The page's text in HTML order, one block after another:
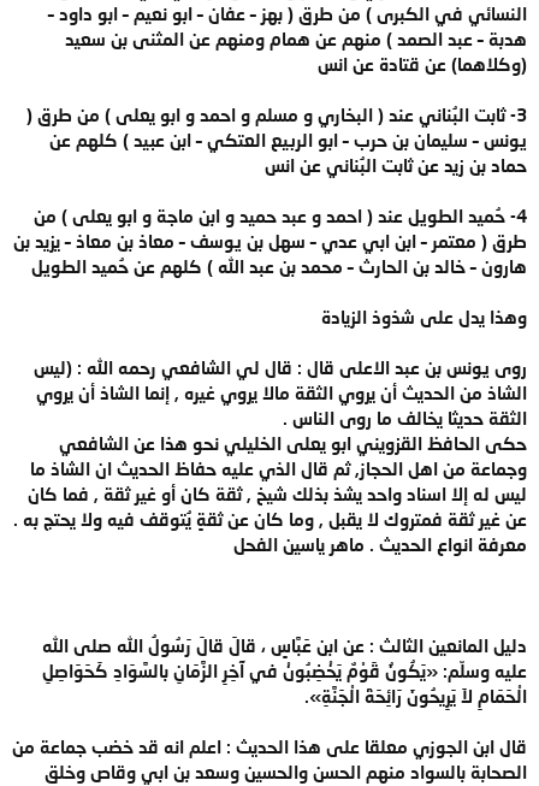
النسائي في الكبرى ) من طرق ( بهز – عفان – ابو نعيم – ابو داود –
هدبة – عبد الصمد ) منهم عن همام ومنهم عن المثنى بن سعيد
(وكلاهما) عن قتادة عن انس
3- ثابت البُناني عند ( البخاري و مسلم و احمد و ابو يعلى ) من طرق (
يونس – سليمان بن حرب – ابو الربيع العتكي – ابن عبيد ) كلهم عن
حماد بن زيد عن ثابت البُناني عن انس
4- حُميد الطويل عند ( احمد و عبد حميد و ابن ماجة و ابو يعلى ) من
طرق ( معتمر – ابن ابي عدي – سهل بن يوسف – معاذ بن معاذ – يزيد بن
هارون – خالد بن الحارث – محمد بن عبد الله ) كلهم عن حُميد الطويل
وهذا يدل على شذوذ الزيادة
روى يونس بن عبد الاعلى قال : قال لي الشافعي رحمه الله : (ليس
الشاذ من الحديث أن يروي الثقة مالا يروي غيره , إنما الشاذ أن يروي
الثقة حديثا يخالف ما روى الناس .
حكى الحافظ القزويني ابو يعلى الخليلي نحو هذا عن الشافعي
وجماعة من اهل الحجاز, ثم قال الذي عليه حفاظ الحديث ان الشاذ ما
ليس له إلا اسناد واحد يشذ بذلك شيخ , ثقة كان أو غير ثقة , فما كان
عن غير ثقة فمتروك لا يقبل , وما كان عن ثقةٍ يُتوقف فيه ولا يحتج به .
معرفة انواع الحديث . ماهر ياسين الفحل
دليل المانعين الثالث : عن ابن عَبَّاسٍ ، قالَ قالَ رَسُولُ الله صلى الله
عليه وسلّم: «يَكُونُ قَوْمٌ يَخْضِبُونْ في آخِرِ الزَّمَانِ بالسَّوَادِ كَحَوَاصِلِ
الْحَمَامِ لاَ يَرِيحُونَ رَائِحَةَ الْجَنَّةِ».
قال ابن الجوزي معلقا على هذا الحديث : اعلم انه قد خضب جماعة من
الصحابة بالسواد منهم الحسن والحسين وسعد بن ابي وقاص وخلق